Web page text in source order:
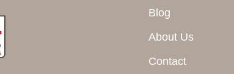
Blog
About Us
Contact